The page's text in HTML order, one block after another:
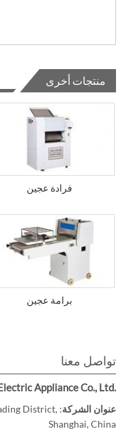
منتجات أخرى
فرادة عجين
برامة عجين
تواصل معنا
Appliance Co., Ltd.
عنوان الشركة District,
Shanghai, China